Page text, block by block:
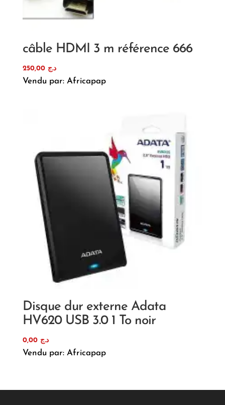
câble HDMI 3 m référence 666
د.ج 250,00
Vendu par: Africapap
Disque dur externe Adata
HV620 USB 3.0 1 To noir
د.ج 0,00
Vendu par: Africapap